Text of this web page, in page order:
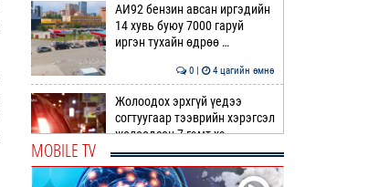
АИ92 бензин авсан иргэдийн
14 хувь буюу 7000 гаруй
иргэн тухайн өдрөө …
0 | 4 цагийн өмнө
Жолоодох эрхгүй үедээ
согтуугаар тээврийн хэрэгсэл
жолоодсон 7 гэмт хэ…
MOBILE TV